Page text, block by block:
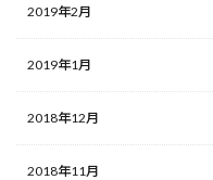
2019年2月
2019年1月
2018年12月
2018年11月